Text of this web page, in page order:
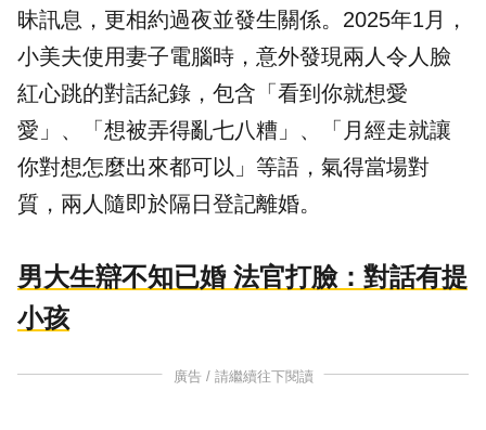
昧訊息，更相約過夜並發生關係。2025年1月，
小美夫使用妻子電腦時，意外發現兩人令人臉
紅心跳的對話紀錄，包含「看到你就想愛
愛」、「想被弄得亂七八糟」、「月經走就讓
你對想怎麼出來都可以」等語，氣得當場對
質，兩人隨即於隔日登記離婚。
男大生辯不知已婚 法官打臉：對話有提
小孩
廣告 / 請繼續往下閱讀